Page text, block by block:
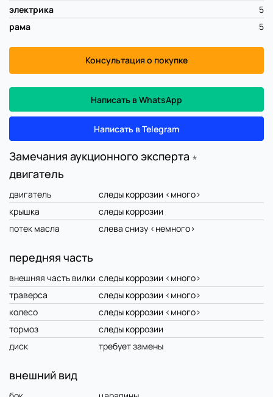
электрика
5
рама
5
Консультация о покупке
Написать в WhatsApp
Написать в Telegram
Замечания аукционного эксперта ∗
двигатель
двигатель
следы коррозии <много>
крышка
следы коррозии
потек масла
слева снизу <немного>
передняя часть
внешняя часть вилки следы коррозии <много>
траверса
следы коррозии <много>
колесо
следы коррозии <много>
тормоз
следы коррозии
диск
требует замены
внешний вид